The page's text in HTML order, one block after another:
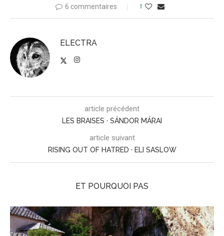
6 commentaires 1
ELECTRA
article précédent
LES BRAISES · SÁNDOR MÁRAI
article suivant
RISING OUT OF HATRED · ELI SASLOW
ET POURQUOI PAS